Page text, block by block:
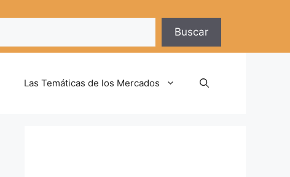
Buscar
Las Temáticas de los Mercados